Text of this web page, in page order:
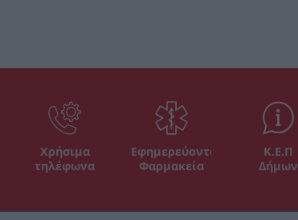
Χρήσιμα
τηλέφωνα
Εφημερεύοντα
Φαρμακεία
Κ.Ε.Π
Δήμων